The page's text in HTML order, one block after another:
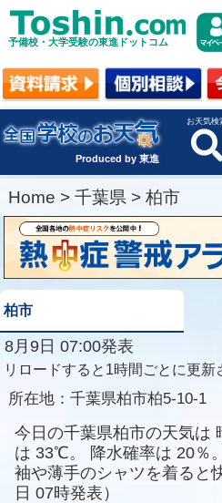
予備校・大学受験の東進ドットコム
Produced by 東進
お天気検
Home > 千葉県 > 柏市
柏市
8月9日 07:00発表
リロードすると1時間ごとに更新
所在地： 千葉県柏市柏5-10-1
今日の千葉県柏市の天気は
は 33℃。 降水確率は 20％。
袖や薄手のシャツを着ると
日 07時発表）